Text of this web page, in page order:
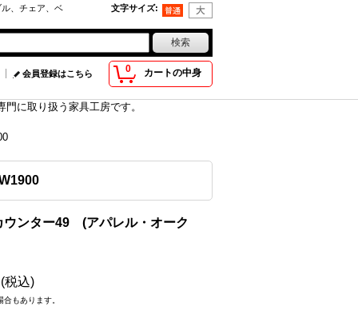
、チェア、ベ 文字サイズ:
0 カートの中身
会員登録はこちら
に取り扱う家具工房です。
ウンター49 (アパレル・オーク
(税込)
もあります。